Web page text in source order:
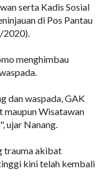
serta Kadis Sosial
di Pos Pantau
2020).
menghimbau
dan waspada, GAK
maupun Wisatawan
ujar Nanang.
trauma akibat
kini telah kembali